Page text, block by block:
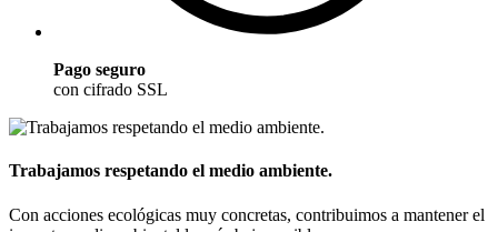
Pago seguro
con cifrado SSL
Trabajamos respetando el medio ambiente.
Con acciones ecológicas muy concretas, contribuimos a mantener el